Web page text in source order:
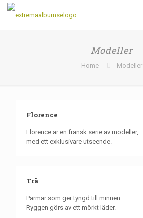
Modeller
Home Modeller
Florence
Florence är en fransk serie av modeller,
med ett exklusivare utseende.
Trä
Pärmar som ger tyngd till minnen.
Ryggen görs av ett mörkt läder.